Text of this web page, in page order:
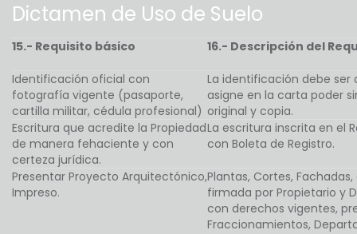
Dictamen de Uso de Suelo
15.- Requisito básico 16.- Descripción del
Identificación oficial con
fotografía vigente (pasaporte,
cartilla militar, cédula profesional)
La identificación debe ser
asigne en la carta poder
original y copia.
Escritura que acredite la Propiedad
de manera fehaciente y con
certeza jurídica.
La escritura inscrita en el
con Boleta de Registro.
Presentar Proyecto Arquitectónico,
Impreso.
Plantas, Cortes,
firmada por Propietario y
con derechos vigentes,
Fraccionamientos,